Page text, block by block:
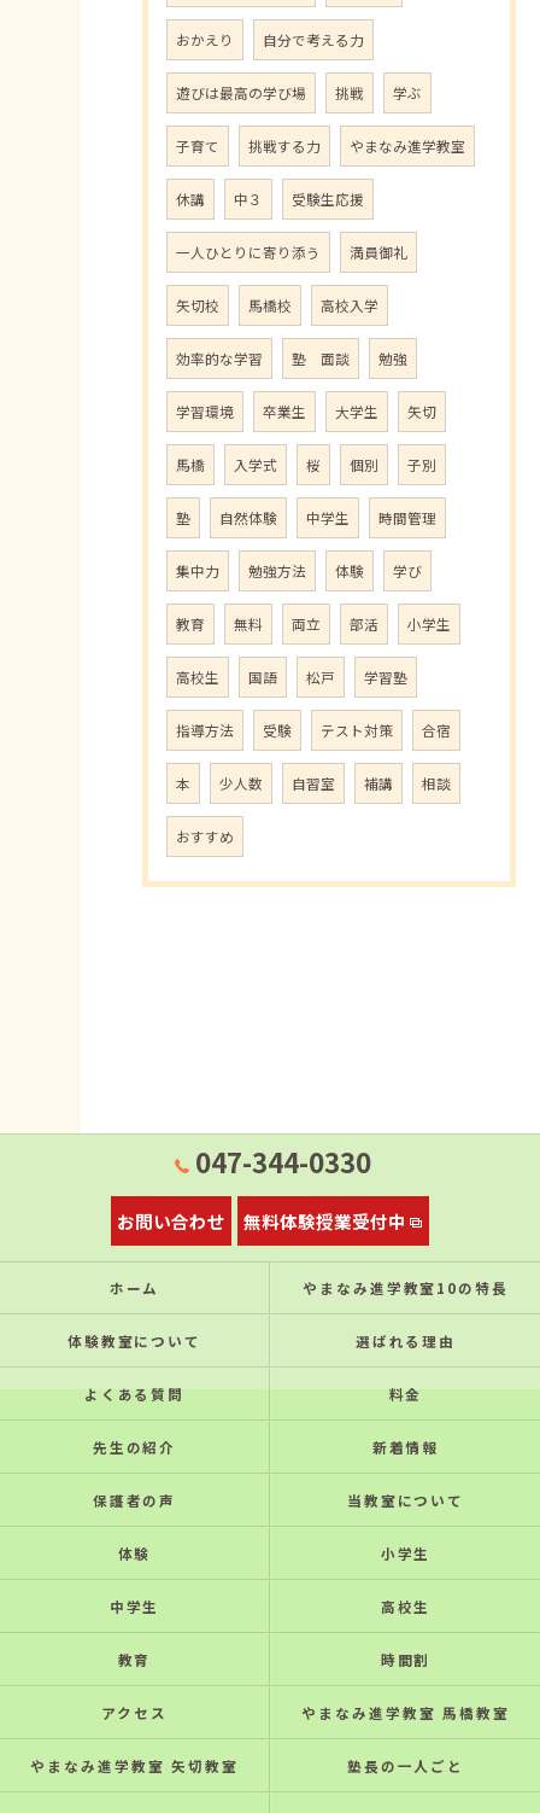
おかえり 自分で考える力
遊びは最高の学び場 挑戦 学ぶ
子育て 挑戦する力 やまなみ進学教室
休講 中３ 受験生応援
一人ひとりに寄り添う 満員御礼
矢切校 馬橋校 高校入学
効率的な学習 塾 面談 勉強
学習環境 卒業生 大学生 矢切
馬橋 入学式 桜 個別 子別
塾 自然体験 中学生 時間管理
集中力 勉強方法 体験 学び
教育 無料 両立 部活 小学生
高校生 国語 松戸 学習塾
指導方法 受験 テスト対策 合宿
本 少人数 自習室 補講 相談
おすすめ
047-344-0330
お問い合わせ 無料体験授業受付中
ホーム やまなみ進学教室10の特⻑
体験教室について 選ばれる理由
よくある質問 料金
先生の紹介 新着情報
保護者の声 当教室について
体験 小学生
中学生 高校生
教育 時間割
アクセス やまなみ進学教室 馬橋教室
やまなみ進学教室 矢切教室 塾長の一人ごと